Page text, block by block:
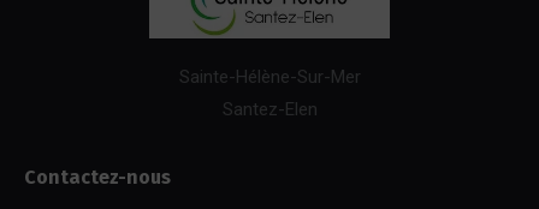
Sainte-Hélène-Sur-Mer
Santez-Elen
Contactez-nous